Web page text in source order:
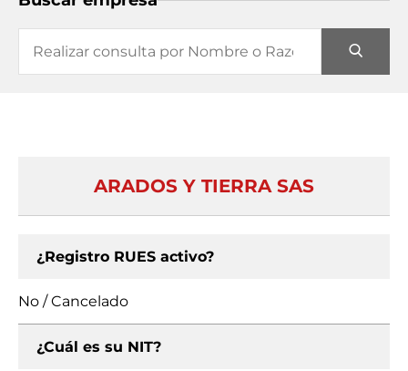
ARADOS Y TIERRA SAS
¿Registro RUES activo?
No / Cancelado
¿Cuál es su NIT?